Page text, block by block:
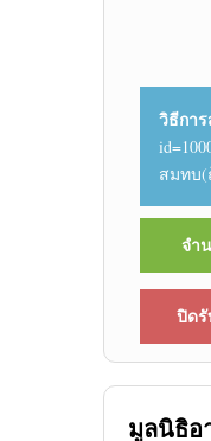
วิธีกา
สมทบ(
จำ
ปิด
มูลนิธิอ